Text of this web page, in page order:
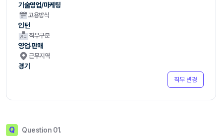
기술영업/마케팅
고용방식
인턴
직무구분
영업·판매
근무지역
경기
직무 변경
Q Question 01.